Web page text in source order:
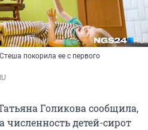
покорила ее с первого
Голикова сообщила,
численность детей-сирот